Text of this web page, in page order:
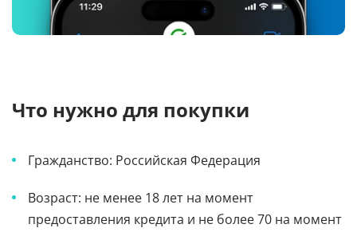
Что нужно для покупки
Гражданство: Российская Федерация
Возраст: не менее 18 лет на момент
предоставления кредита и не более 70 на момент